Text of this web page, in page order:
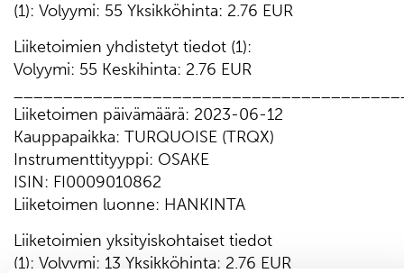
(1): Volyymi: 55 Yksikköhinta: 2.76 EUR
Liiketoimien yhdistetyt tiedot (1):
Volyymi: 55 Keskihinta: 2.76 EUR
Liiketoimen päivämäärä: 2023-06-12
Kauppapaikka: TURQUOISE (TRQX)
Instrumenttityyppi: OSAKE
ISIN: FI0009010862
Liiketoimen luonne: HANKINTA
Liiketoimien yksityiskohtaiset tiedot
(1): Volyymi: 13 Yksikköhinta: 2.76 EUR